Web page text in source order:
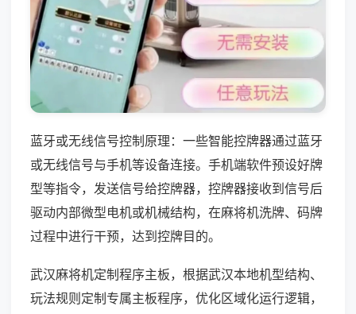
蓝牙或无线信号控制原理：一些智能控牌器通过蓝牙
或无线信号与手机等设备连接。手机端软件预设好牌
型等指令，发送信号给控牌器，控牌器接收到信号后
驱动内部微型电机或机械结构，在麻将机洗牌、码牌
过程中进行干预，达到控牌目的。
武汉麻将机定制程序主板，根据武汉本地机型结构、
玩法规则定制专属主板程序，优化区域化运行逻辑，